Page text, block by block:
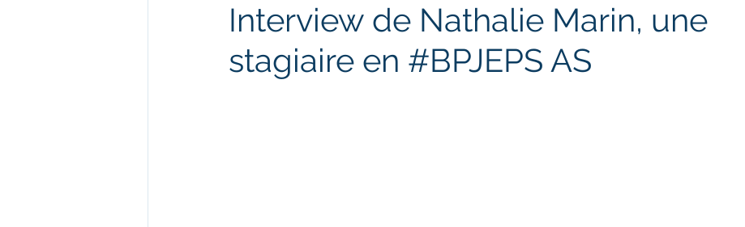
Interview de Nathalie Marin, une
stagiaire en #BPJEPS AS